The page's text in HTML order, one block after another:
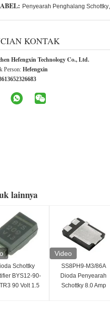
Penyearah Penghalang Schottky
KONTAK
Hefengxin Technology Co., Ltd.
Person: Hefengxin
lainnya
Schottky
BYS12-90-
90 Volt 1.5
Video
SS8PH9-M3/86A
Dioda Penyearah
Schottky 8.0 Amp